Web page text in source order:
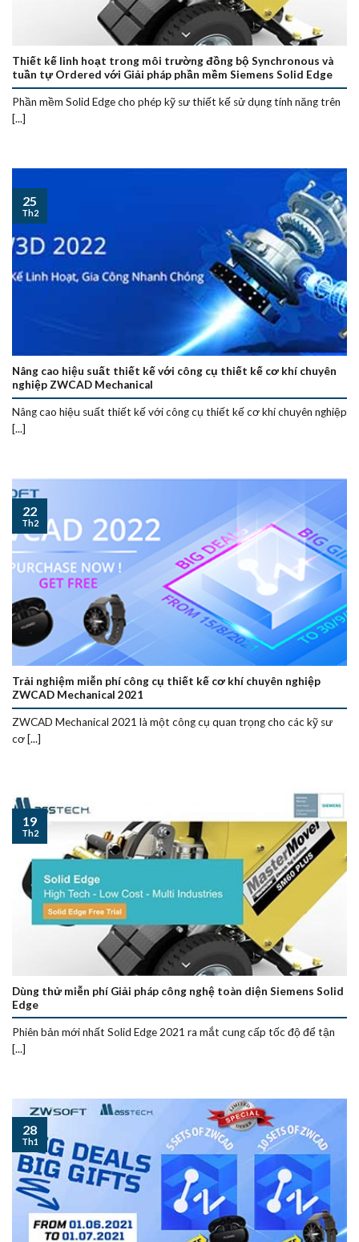
Thiết kế linh hoạt trong môi trường đồng bộ Synchronous và
tuần tự Ordered với Giải pháp phần mềm Siemens Solid Edge
Phần mềm Solid Edge cho phép kỹ sư thiết kế sử dụng tính năng trên
[...]
Nâng cao hiệu suất thiết kế với công cụ thiết kế cơ khí chuyên
nghiệp ZWCAD Mechanical
Nâng cao hiệu suất thiết kế với công cụ thiết kế cơ khí chuyên nghiệp
[...]
25
Th2
Trải nghiệm miễn phí công cụ thiết kế cơ khí chuyên nghiệp
ZWCAD Mechanical 2021
ZWCAD Mechanical 2021 là một công cụ quan trọng cho các kỹ sư
cơ [...]
22
Th2
Dùng thử miễn phí Giải pháp công nghệ toàn diện Siemens Solid
Edge
Phiên bản mới nhất Solid Edge 2021 ra mắt cung cấp tốc độ để tận
[...]
19
Th2
28
Th1